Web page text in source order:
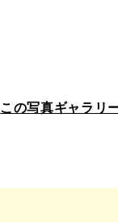
この写真ギャラリ